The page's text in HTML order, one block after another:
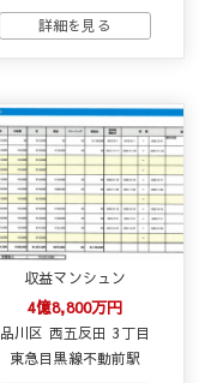
収益マンシュン
4億8,800万円
品川区 西五反田 3丁目
東急目黒線不動前駅